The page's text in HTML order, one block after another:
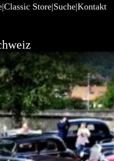
Classic Store Suche Kontakt